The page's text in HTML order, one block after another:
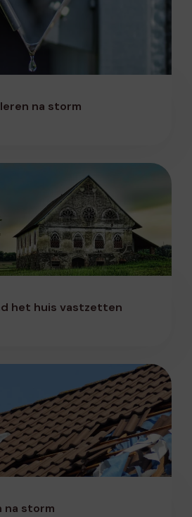
na storm
het huis vastzetten
na storm